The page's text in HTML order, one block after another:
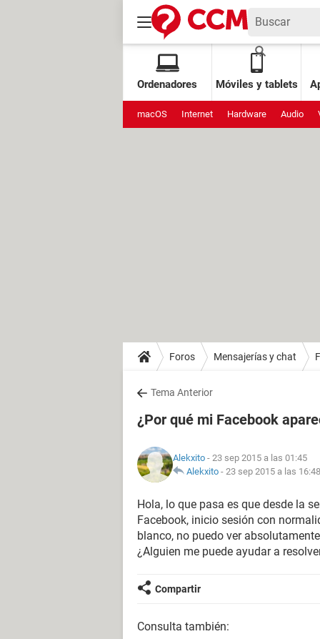
Ordenadores Móviles y tablets
macOS Internet Hardware Audio
Foros Mensajerías y chat
Tema Anterior
¿Por qué mi Facebook
Alekxito - 23 sep 2015 a las 01:45
Alekxito - 23 sep 2015 a las 16:48
Hola, lo que pasa es que desde la
Facebook, inicio sesión con
blanco, no puedo ver
¿Alguien me puede ayudar a
Compartir
Consulta también: